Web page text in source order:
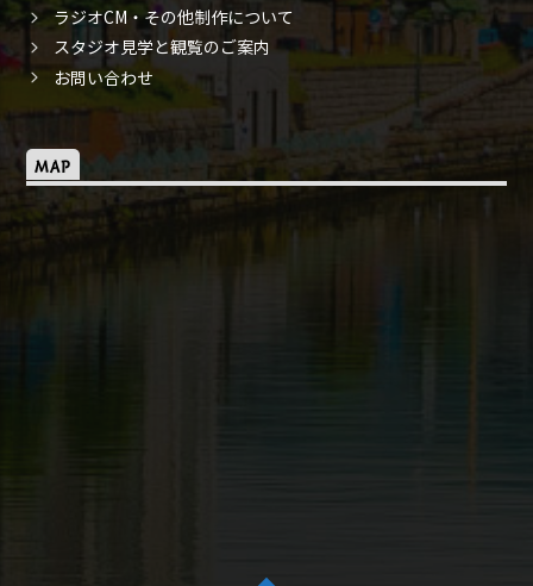
ラジオCM・その他制作について
スタジオ見学と観覧のご案内
お問い合わせ
MAP